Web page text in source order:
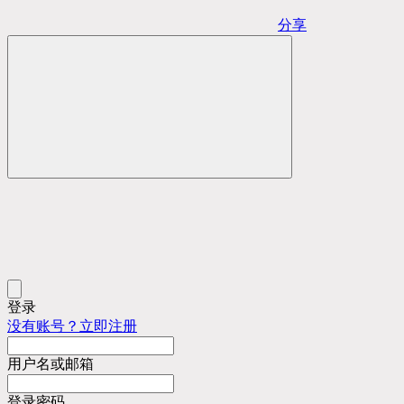
分享
登录
没有账号？立即注册
用户名或邮箱